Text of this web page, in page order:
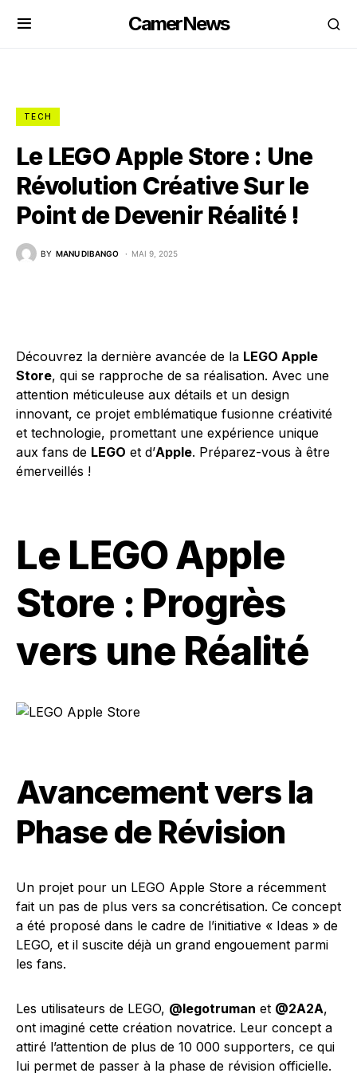
CamerNews
TECH
Le LEGO Apple Store : Une
Révolution Créative Sur le
Point de Devenir Réalité !
BY MANU DIBANGO MAI 9, 2025
Découvrez la dernière avancée de la LEGO Apple
Store, qui se rapproche de sa réalisation. Avec une
attention méticuleuse aux détails et un design
innovant, ce projet emblématique fusionne créativité
et technologie, promettant une expérience unique
aux fans de LEGO et d’Apple. Préparez-vous à être
émerveillés !
Le LEGO Apple
Store : Progrès
vers une Réalité
Avancement vers la
Phase de Révision
Un projet pour un LEGO Apple Store a récemment
fait un pas de plus vers sa concrétisation. Ce concept
a été proposé dans le cadre de l’initiative « Ideas » de
LEGO, et il suscite déjà un grand engouement parmi
les fans.
Les utilisateurs de LEGO, @legotruman et @2A2A,
ont imaginé cette création novatrice. Leur concept a
attiré l’attention de plus de 10 000 supporters, ce qui
lui permet de passer à la phase de révision officielle.